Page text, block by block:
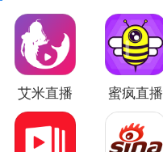
艾米直播 蜜疯直播